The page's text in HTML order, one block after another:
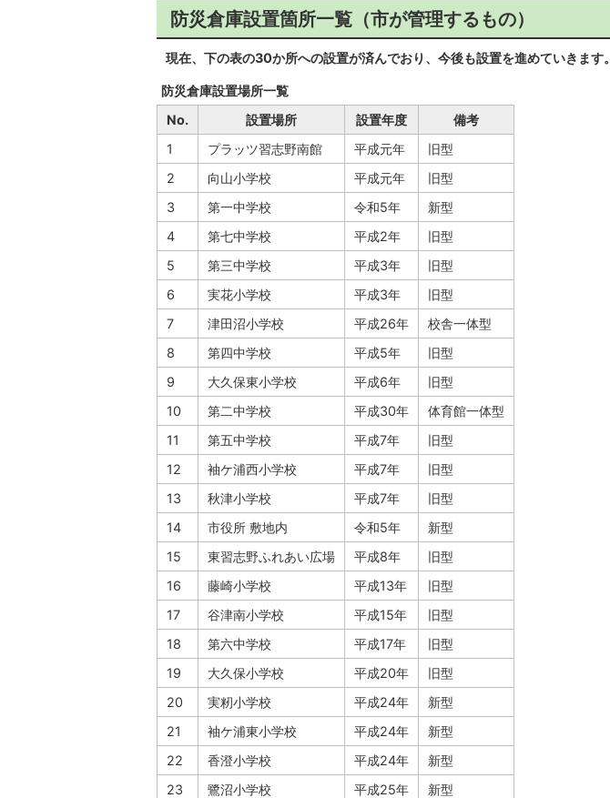
防災倉庫設置箇所一覧（市が管理するもの）
現在、下の表の30か所への設置が済んでおり、今後も設置を進めていきます。
防災倉庫設置場所一覧
No.
設置場所 設置年度
備考
1
プラッツ習志野南館 平成元年
旧型
2
向山小学校 平成元年
旧型
3
第一中学校 令和5年
新型
4
第七中学校 平成2年
旧型
5
第三中学校 平成3年
旧型
6
実花小学校 平成3年
旧型
7
津田沼小学校 平成26年
校舎一体型
8
第四中学校 平成5年
旧型
9
大久保東小学校 平成6年
旧型
10
第二中学校 平成30年
体育館一体型
11
第五中学校 平成7年
旧型
12
袖ケ浦西小学校 平成7年
旧型
13
秋津小学校 平成7年
旧型
14
市役所 敷地内 令和5年
新型
15
東習志野ふれあい広場 平成8年
旧型
16
藤崎小学校 平成13年
旧型
17
谷津南小学校 平成15年
旧型
18
第六中学校 平成17年
旧型
19
大久保小学校 平成20年
旧型
20
実籾小学校 平成24年
新型
21
袖ケ浦東小学校 平成24年
新型
22
香澄小学校 平成24年
新型
23
鷺沼小学校 平成25年
新型